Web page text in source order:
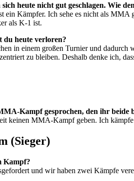
heute nicht gut geschlagen. Wie
ein Kämpfer. Ich sehe es nicht als MMA
als K-1 ist.
du heute verloren?
in einem großen Turnier und dadurch
zu bleiben. Deshalb denke ich,
Kampf gesprochen, den ihr beide
keinen MMA-Kampf geben. Ich
(Sieger)
Kampf?
und wir haben zwei Kämpfe